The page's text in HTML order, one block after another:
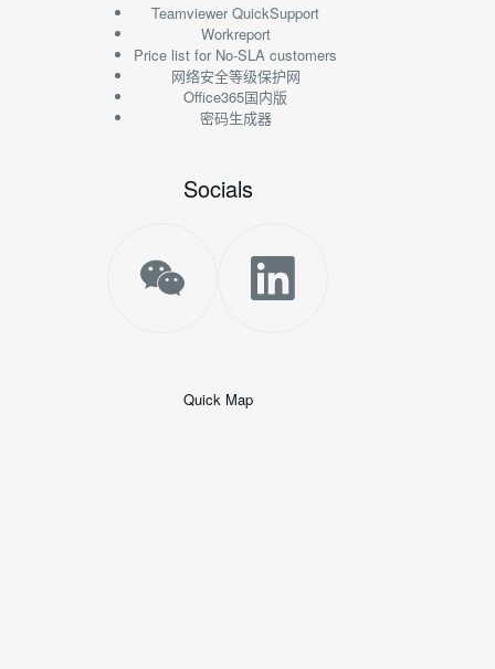
Teamviewer QuickSupport
Workreport
Price list for No-SLA customers
网络安全等级保护网
Office365国内版
密码生成器
Socials
Quick Map